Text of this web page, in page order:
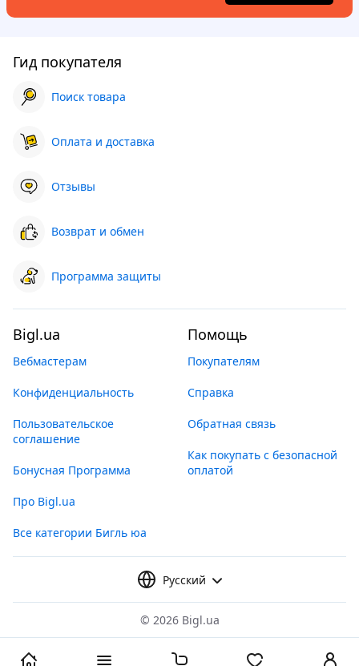
Гид покупателя
Поиск товара
Оплата и доставка
Отзывы
Возврат и обмен
Программа защиты
Bigl.ua
Вебмастерам
Конфиденциальность
Пользовательское
соглашение
Бонусная Программа
Про Bigl.ua
Все категории Бигль юа
Помощь
Покупателям
Справка
Обратная связь
Как покупать с безопасной
оплатой
Русский
© 2026 Bigl.ua